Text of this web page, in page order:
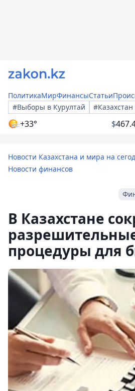
ПолитикаМирФинансыСтатьи
#Выборы в Курултай
+33° $
Новости Казахстана и мира на
Новости финансов
В Казахстане
процедуры для